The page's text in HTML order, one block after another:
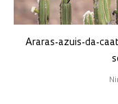
Araras-azuis-da-